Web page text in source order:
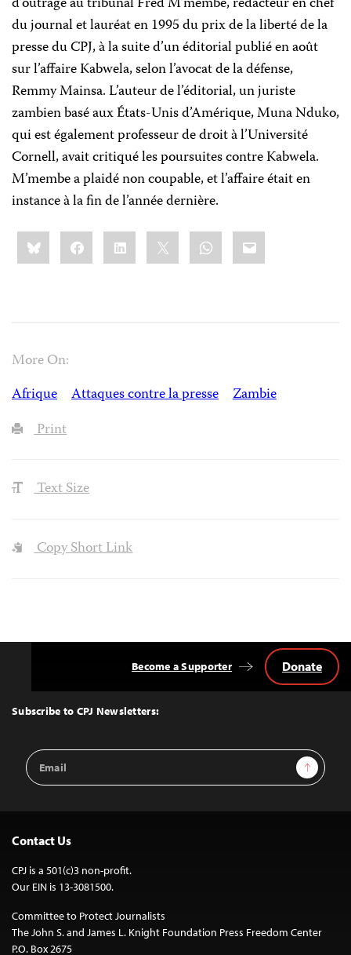
du journal et lauréat en 1995 du prix de la liberté de la
presse du CPJ, à la suite d’un éditorial publié en août
sur l’affaire Kabwela, selon l’avocat de la défense,
Remmy Mainsa. L’auteur de l’éditorial, un juriste
zambien basé aux États-Unis d’Amérique, Muna Nduko,
qui est également professeur de droit à l’Université
Cornell, avait critiqué les poursuites contre Kabwela.
M’membe a plaidé non coupable, et l’affaire était en
instance à la fin de l’année dernière.
Share
this:BlueskyFacebookLinkedIn WhatsApp
Email
More On:
Afrique
Attaques contre la presse
Zambie
Print
Text Size
Copy Short Link
Top
Subscribe to CPJ Newsletters:
Email
Address
Sign Up
Become a Supporter Donate
Contact Us
CPJ is a 501(c)3 non-profit.
Our EIN is 13-3081500.
Committee to Protect Journalists
The John S. and James L. Knight Foundation Press Freedom Center
P.O. Box 2675